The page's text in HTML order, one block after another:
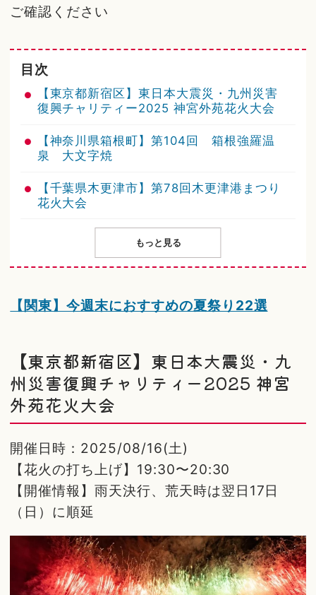
ご確認ください
目次
【東京都新宿区】東日本大震災・九州災害
復興チャリティー2025 神宮外苑花火大会
【神奈川県箱根町】第104回 箱根強羅温
泉 大文字焼
【千葉県木更津市】第78回木更津港まつり
花火大会
もっと見る
【関東】今週末におすすめの夏祭り22選
【東京都新宿区】東日本大震災・九
州災害復興チャリティー2025 神宮
外苑花火大会
開催日時：2025/08/16(土)
【花火の打ち上げ】19:30〜20:30
【開催情報】雨天決行、荒天時は翌日17日
（日）に順延